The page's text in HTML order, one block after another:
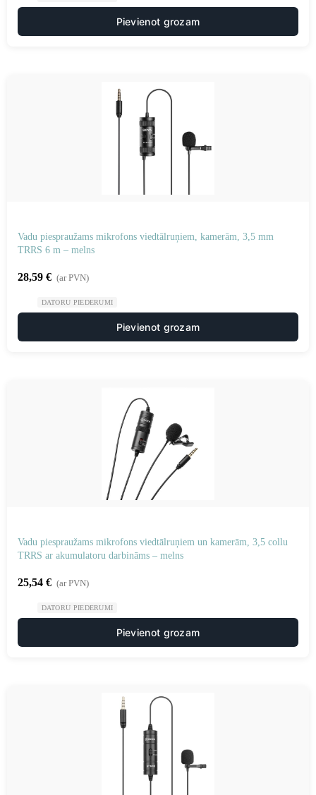
Pievienot grozam
Vadu piespraužams mikrofons viedtālruņiem, kamerām, 3,5 mm
TRRS 6 m – melns
28,59 € (ar PVN)
DATORU PIEDERUMI
Pievienot grozam
Vadu piespraužams mikrofons viedtālruņiem un kamerām, 3,5 collu
TRRS ar akumulatoru darbināms – melns
25,54 € (ar PVN)
DATORU PIEDERUMI
Pievienot grozam